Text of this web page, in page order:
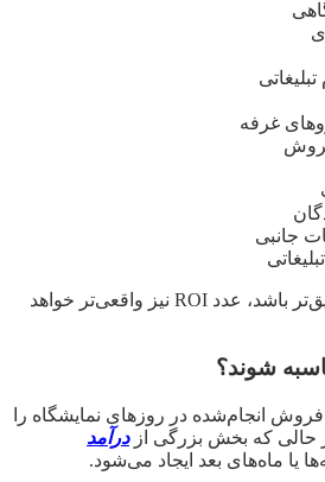
غرفه
جانبی
هرچه محاسبه هزینه‌ها دقیق‌تر باشد، عدد ROI نیز واقعی‌تر خواهد
شوند؟
انجام‌شده در روزهای نمایشگاه را
حالی که بخش بزرگی ازدرآمد
یا ماه‌های بعد ایجاد می‌شود.